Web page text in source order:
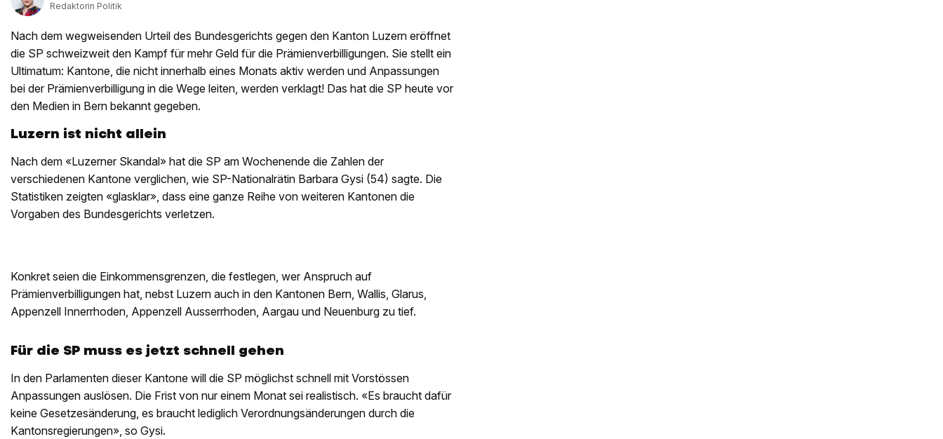
Redaktorin Politik
Nach dem wegweisenden Urteil des Bundesgerichts gegen den Kanton Luzern eröffnet
die SP schweizweit den Kampf für mehr Geld für die Prämienverbilligungen. Sie stellt ein
Ultimatum: Kantone, die nicht innerhalb eines Monats aktiv werden und Anpassungen
bei der Prämienverbilligung in die Wege leiten, werden verklagt! Das hat die SP heute vor
den Medien in Bern bekannt gegeben.
Luzern ist nicht allein
Nach dem «Luzerner Skandal» hat die SP am Wochenende die Zahlen der
verschiedenen Kantone verglichen, wie SP-Nationalrätin Barbara Gysi (54) sagte. Die
Statistiken zeigten «glasklar», dass eine ganze Reihe von weiteren Kantonen die
Vorgaben des Bundesgerichts verletzen.
Konkret seien die Einkommensgrenzen, die festlegen, wer Anspruch auf
Prämienverbilligungen hat, nebst Luzern auch in den Kantonen Bern, Wallis, Glarus,
Appenzell Innerrhoden, Appenzell Ausserrhoden, Aargau und Neuenburg zu tief.
Für die SP muss es jetzt schnell gehen
In den Parlamenten dieser Kantone will die SP möglichst schnell mit Vorstössen
Anpassungen auslösen. Die Frist von nur einem Monat sei realistisch. «Es braucht dafür
keine Gesetzesänderung, es braucht lediglich Verordnungsänderungen durch die
Kantonsregierungen», so Gysi.